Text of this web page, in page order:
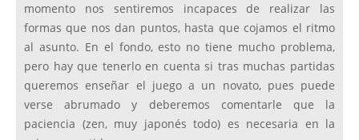
momento nos sentiremos incapaces de realizar las
formas que nos dan puntos, hasta que cojamos el ritmo
al asunto. En el fondo, esto no tiene mucho problema,
pero hay que tenerlo en cuenta si tras muchas partidas
queremos enseñar el juego a un novato, pues puede
verse abrumado y deberemos comentarle que la
paciencia (zen, muy japonés todo) es necesaria en la